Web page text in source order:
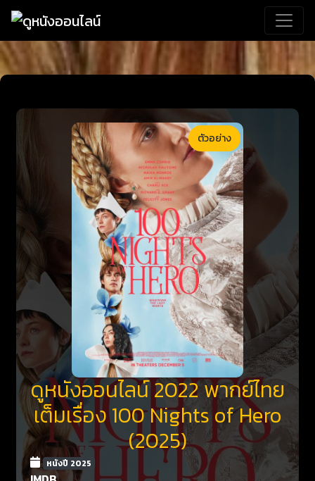
ตัวอย่าง
ดูหนังออนไลน์ 2022 พากย์ไทย
เต็มเรื่อง 100 Nights of Hero
(2025)
หนังปี 2025